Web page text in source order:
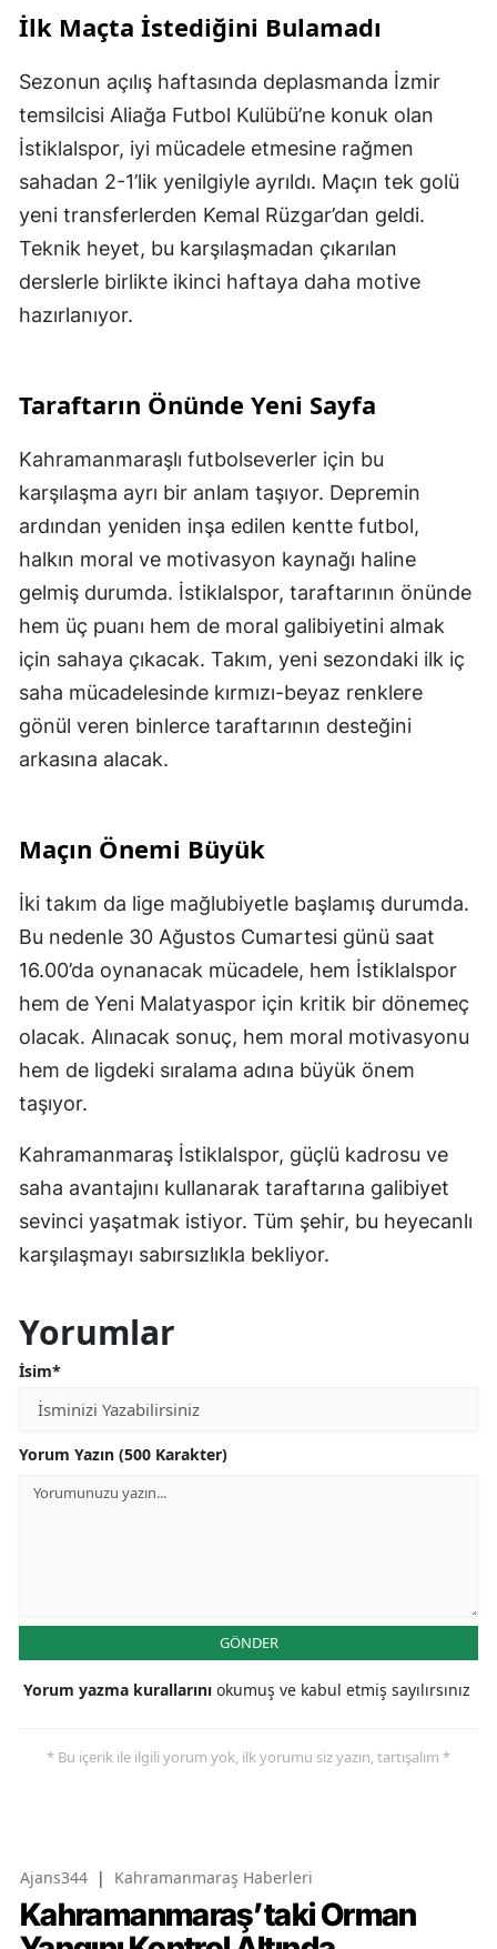
İlk Maçta İstediğini Bulamadı
Sezonun açılış haftasında deplasmanda İzmir
temsilcisi Aliağa Futbol Kulübü’ne konuk olan
İstiklalspor, iyi mücadele etmesine rağmen
sahadan 2-1’lik yenilgiyle ayrıldı. Maçın tek golü
yeni transferlerden Kemal Rüzgar’dan geldi.
Teknik heyet, bu karşılaşmadan çıkarılan
derslerle birlikte ikinci haftaya daha motive
hazırlanıyor.
Taraftarın Önünde Yeni Sayfa
Kahramanmaraşlı futbolseverler için bu
karşılaşma ayrı bir anlam taşıyor. Depremin
ardından yeniden inşa edilen kentte futbol,
halkın moral ve motivasyon kaynağı haline
gelmiş durumda. İstiklalspor, taraftarının önünde
hem üç puanı hem de moral galibiyetini almak
için sahaya çıkacak. Takım, yeni sezondaki ilk iç
saha mücadelesinde kırmızı-beyaz renklere
gönül veren binlerce taraftarının desteğini
arkasına alacak.
Maçın Önemi Büyük
İki takım da lige mağlubiyetle başlamış durumda.
Bu nedenle 30 Ağustos Cumartesi günü saat
16.00’da oynanacak mücadele, hem İstiklalspor
hem de Yeni Malatyaspor için kritik bir dönemeç
olacak. Alınacak sonuç, hem moral motivasyonu
hem de ligdeki sıralama adına büyük önem
taşıyor.
Kahramanmaraş İstiklalspor, güçlü kadrosu ve
saha avantajını kullanarak taraftarına galibiyet
sevinci yaşatmak istiyor. Tüm şehir, bu heyecanlı
karşılaşmayı sabırsızlıkla bekliyor.
Yorumlar
İsim*
Yorum Yazın (500 Karakter)
GÖNDER
Yorum yazma kurallarını okumuş ve kabul etmiş sayılırsınız
* Bu içerik ile ilgili yorum yok, ilk yorumu siz yazın, tartışalım *
Ajans344 | Kahramanmaraş Haberleri
Kahramanmaraş’taki Orman